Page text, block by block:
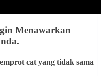
Menawarkan
.
cat yang tidak sama